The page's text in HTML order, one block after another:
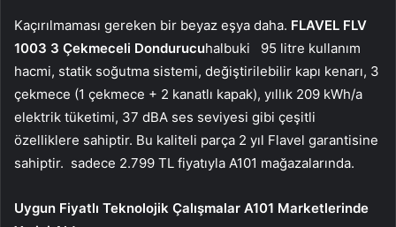
Kaçırılmaması gereken bir beyaz eşya daha. FLAVEL FLV
1003 3 Çekmeceli Dondurucuhalbuki
95 litre kullanım
hacmi, statik soğutma sistemi, değiştirilebilir kapı kenarı, 3
çekmece (1 çekmece + 2 kanatlı kapak), yıllık 209 kWh/a
elektrik tüketimi, 37 dBA ses seviyesi gibi çeşitli
özelliklere sahiptir. Bu kaliteli parça 2 yıl Flavel garantisine
sahiptir. sadece 2.799 TL fiyatıyla A101 mağazalarında.
Uygun Fiyatlı Teknolojik Çalışmalar A101 Marketlerinde